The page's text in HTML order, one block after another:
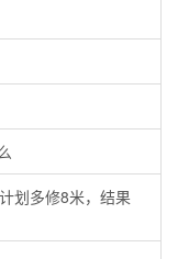
划多修8米，结果